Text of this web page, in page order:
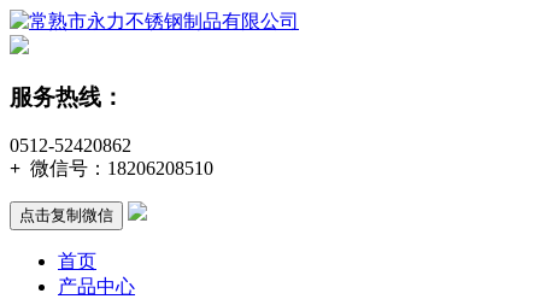
服务热线：
0512-52420862
+ 微信号： 18206208510
点击复制微信
首页
产品中心